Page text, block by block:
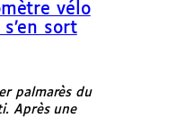
vélo
sort
palmarès du
Après une